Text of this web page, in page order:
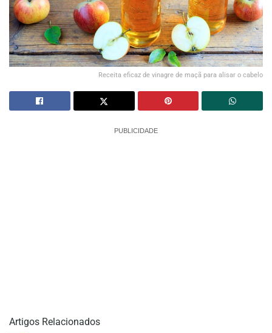
Receita eficaz de vinagre de maçã para alisar o cabelo
PUBLICIDADE
Artigos Relacionados